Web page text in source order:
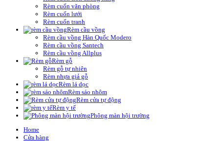
Rèm cuốn văn phòng
Rèm cuốn lưới
Rèm cuốn tranh
Rèm cầu vồng
Rèm cầu vồng Hàn Quốc Modero
Rèm cầu vồng Santech
Rèm cầu vồng Allplus
Rèm gỗ
Rèm gỗ tự nhiên
Rèm nhựa giả gỗ
Rèm lá dọc
Rèm sáo nhôm
Rèm cửa tự động
Rèm y tế
Phông màn hội trường
Home
Cửa hàng